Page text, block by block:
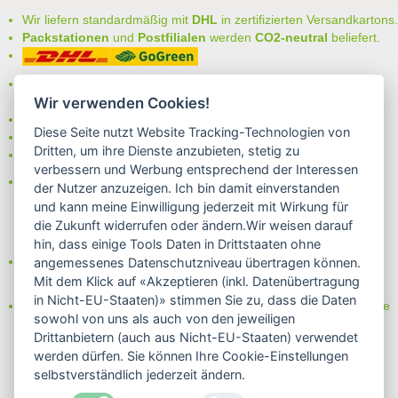
Wir liefern standardmäßig mit DHL in zertifizierten Versandkartons.
Packstationen und Postfilialen werden CO2-neutral beliefert.
auswählen:
- Rechnung
- Lastschrift/Bankeinzug
Das Internetsiegel "GEPRÜFTER SHOP – Sicher einkaufen":
Partner von:
Wine in Moderation - bewußt genießen
Erfahren Sie mehr über Biowein in unserem Blog oder Folgen Sie
uns!
Blog
Facebook
Instagram
Wir verwenden Cookies!
Diese Seite nutzt Website Tracking-Technologien von
Dritten, um ihre Dienste anzubieten, stetig zu
verbessern und Werbung entsprechend der Interessen
der Nutzer anzuzeigen. Ich bin damit einverstanden
und kann meine Einwilligung jederzeit mit Wirkung für
die Zukunft widerrufen oder ändern.Wir weisen darauf
hin, dass einige Tools Daten in Drittstaaten ohne
angemessenes Datenschutzniveau übertragen können.
Mit dem Klick auf «Akzeptieren (inkl. Datenübertragung
in Nicht-EU-Staaten)» stimmen Sie zu, dass die Daten
sowohl von uns als auch von den jeweiligen
Drittanbietern (auch aus Nicht-EU-Staaten) verwendet
werden dürfen. Sie können Ihre Cookie-Einstellungen
selbstverständlich jederzeit ändern.